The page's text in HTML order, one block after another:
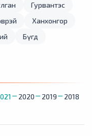
Гурвантэс
Ханхонгор
Бүгд
2020 2019
2018